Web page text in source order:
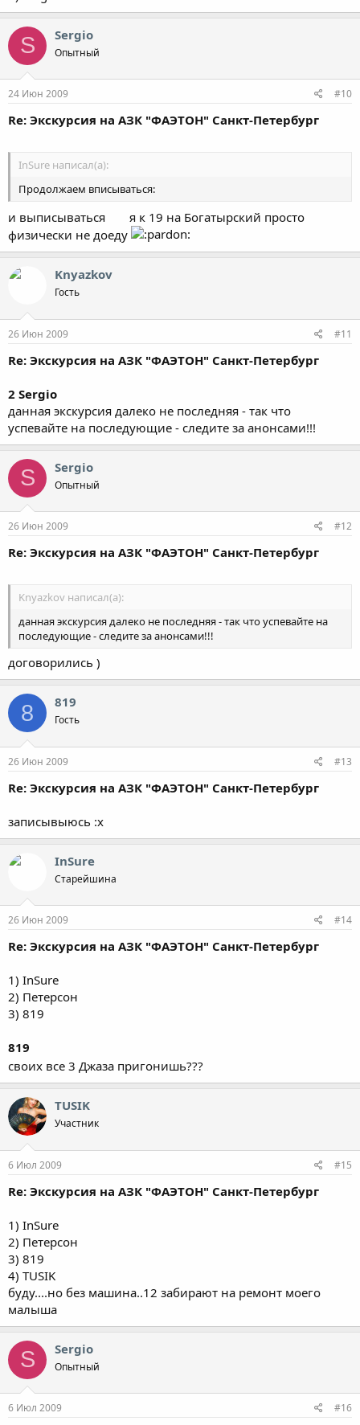
S Sergio
Опытный
24 Июн 2009 #10
Re: Экскурсия на АЗК "ФАЭТОН" Санкт-Петербург
InSure написал(а):
Продолжаем вписываться:
и выписываться
я к 19 на Богатырский просто
физически не доеду
Knyazkov
Гость
26 Июн 2009 #11
Re: Экскурсия на АЗК "ФАЭТОН" Санкт-Петербург
2 Sergio
данная экскурсия далеко не последняя - так что
успевайте на последующие - следите за анонсами!!!
S Sergio
Опытный
26 Июн 2009 #12
Re: Экскурсия на АЗК "ФАЭТОН" Санкт-Петербург
Knyazkov написал(а):
данная экскурсия далеко не последняя - так что успевайте на
последующие - следите за анонсами!!!
договорились )
8 819
Гость
26 Июн 2009 #13
Re: Экскурсия на АЗК "ФАЭТОН" Санкт-Петербург
записывыюсь :x
InSure
Старейшина
26 Июн 2009 #14
Re: Экскурсия на АЗК "ФАЭТОН" Санкт-Петербург
1) InSure
2) Петерсон
3) 819
819
своих все 3 Джаза пригонишь???
TUSIK
Участник
6 Июл 2009 #15
Re: Экскурсия на АЗК "ФАЭТОН" Санкт-Петербург
1) InSure
2) Петерсон
3) 819
4) TUSIK
буду....но без машина..12 забирают на ремонт моего
малыша
S Sergio
Опытный
6 Июл 2009 #16